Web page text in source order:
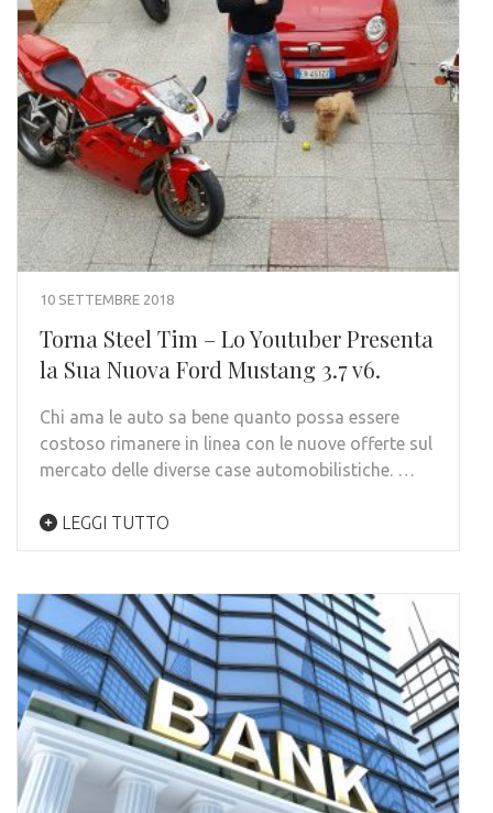
10 SETTEMBRE 2018
Torna Steel Tim – Lo Youtuber Presenta
la Sua Nuova Ford Mustang 3.7 v6.
Chi ama le auto sa bene quanto possa essere
costoso rimanere in linea con le nuove offerte sul
mercato delle diverse case automobilistiche. …
LEGGI TUTTO